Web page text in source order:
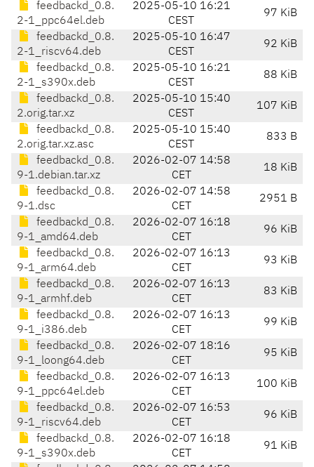
feedbackd_0.8.
2-1_ppc64el.deb
2025-05-10 16:21
CEST
97 KiB
feedbackd_0.8.
2-1_riscv64.deb
2025-05-10 16:47
CEST
92 KiB
feedbackd_0.8.
2-1_s390x.deb
2025-05-10 16:21
CEST
88 KiB
feedbackd_0.8.
2.orig.tar.xz
2025-05-10 15:40
CEST
107 KiB
feedbackd_0.8.
2.orig.tar.xz.asc
2025-05-10 15:40
CEST
833 B
feedbackd_0.8.
9-1.debian.tar.xz
2026-02-07 14:58
CET
18 KiB
feedbackd_0.8.
9-1.dsc
2026-02-07 14:58
CET
2951 B
feedbackd_0.8.
9-1_amd64.deb
2026-02-07 16:18
CET
96 KiB
feedbackd_0.8.
9-1_arm64.deb
2026-02-07 16:13
CET
93 KiB
feedbackd_0.8.
9-1_armhf.deb
2026-02-07 16:13
CET
83 KiB
feedbackd_0.8.
9-1_i386.deb
2026-02-07 16:13
CET
99 KiB
feedbackd_0.8.
9-1_loong64.deb
2026-02-07 18:16
CET
95 KiB
feedbackd_0.8.
9-1_ppc64el.deb
2026-02-07 16:13
CET
100 KiB
feedbackd_0.8.
9-1_riscv64.deb
2026-02-07 16:53
CET
96 KiB
feedbackd_0.8.
9-1_s390x.deb
2026-02-07 16:18
CET
91 KiB